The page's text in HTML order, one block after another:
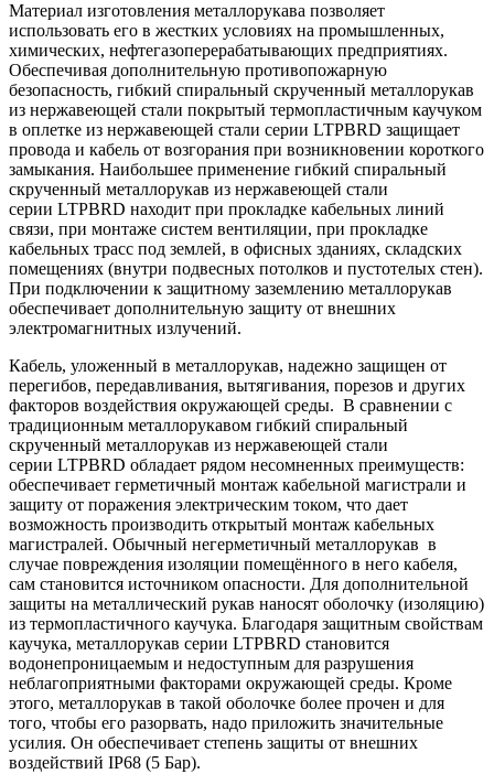
Материал изготовления металлорукава позволяет
использовать его в жестких условиях на промышленных,
химических, нефтегазоперерабатывающих предприятиях.
Обеспечивая дополнительную противопожарную
безопасность, гибкий спиральный скрученный металлорукав
из нержавеющей стали покрытый термопластичным каучуком
в оплетке из нержавеющей стали серии LTPBRD защищает
провода и кабель от возгорания при возникновении короткого
замыкания. Наибольшее применение гибкий спиральный
скрученный металлорукав из нержавеющей стали
серии LTPBRD находит при прокладке кабельных линий
связи, при монтаже систем вентиляции, при прокладке
кабельных трасс под землей, в офисных зданиях, складских
помещениях (внутри подвесных потолков и пустотелых стен).
При подключении к защитному заземлению металлорукав
обеспечивает дополнительную защиту от внешних
электромагнитных излучений.
Кабель, уложенный в металлорукав, надежно защищен от
перегибов, передавливания, вытягивания, порезов и других
факторов воздействия окружающей среды. В сравнении с
традиционным металлорукавом гибкий спиральный
скрученный металлорукав из нержавеющей стали
серии LTPBRD обладает рядом несомненных преимуществ:
обеспечивает герметичный монтаж кабельной магистрали и
защиту от поражения электрическим током, что дает
возможность производить открытый монтаж кабельных
магистралей. Обычный негерметичный металлорукав в
случае повреждения изоляции помещённого в него кабеля,
сам становится источником опасности. Для дополнительной
защиты на металлический рукав наносят оболочку (изоляцию)
из термопластичного каучука. Благодаря защитным свойствам
каучука, металлорукав серии LTPBRD становится
водонепроницаемым и недоступным для разрушения
неблагоприятными факторами окружающей среды. Кроме
этого, металлорукав в такой оболочке более прочен и для
того, чтобы его разорвать, надо приложить значительные
усилия. Он обеспечивает степень защиты от внешних
воздействий IP68 (5 Бар).